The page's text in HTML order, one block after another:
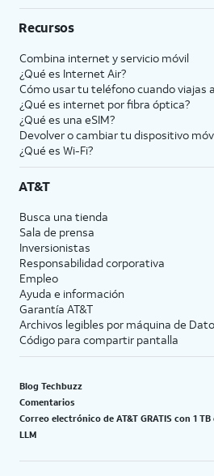
Recursos
Combina internet y servicio móvil
¿Qué es Internet Air?
Cómo usar tu teléfono cuando viajas
¿Qué es internet por fibra óptica?
¿Qué es una eSIM?
Devolver o cambiar tu dispositivo
¿Qué es Wi-Fi?
AT&T
Busca una tienda
Sala de prensa
Inversionistas
Responsabilidad corporativa
Empleo
Ayuda e información
Garantía AT&T
Archivos legibles por máquina de
Código para compartir pantalla
Blog Techbuzz
Comentarios
Correo electrónico de AT&T GRATIS con 1
LLM